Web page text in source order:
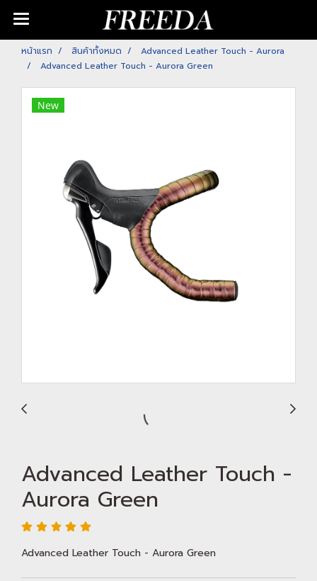
หน้าแรก สินค้าทั้งหมด
Advanced Leather Touch - Aurora
Advanced Leather Touch - Aurora Green
New
Advanced Leather Touch -
Aurora Green
Advanced Leather Touch - Aurora Green